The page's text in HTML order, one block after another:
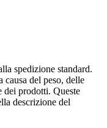
spedizione standard.
causa del peso, delle
dei prodotti. Queste
descrizione del